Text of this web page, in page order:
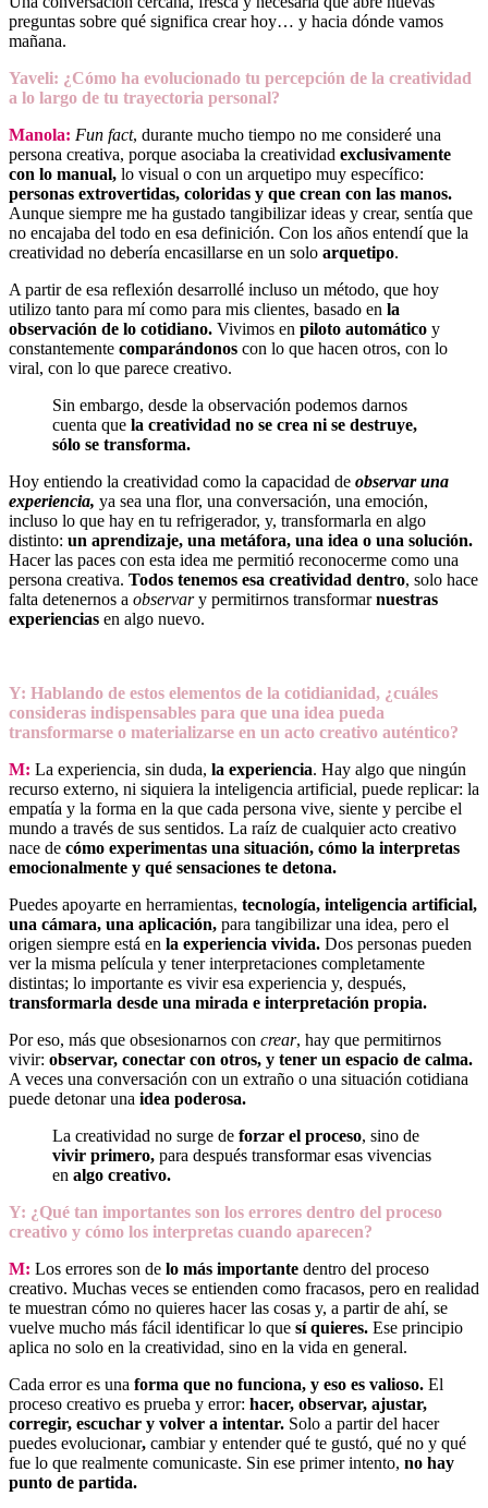
preguntas sobre qué significa crear hoy… y hacia dónde vamos
mañana.
Yaveli: ¿Cómo ha evolucionado tu percepción de la creatividad
a lo largo de tu trayectoria personal?
Manola: Fun fact, durante mucho tiempo no me consideré una
persona creativa, porque asociaba la creatividad exclusivamente
con lo manual, lo visual o con un arquetipo muy específico:
personas extrovertidas, coloridas y que crean con las manos.
Aunque siempre me ha gustado tangibilizar ideas y crear, sentía que
no encajaba del todo en esa definición. Con los años entendí que la
creatividad no debería encasillarse en un solo arquetipo.
A partir de esa reflexión desarrollé incluso un método, que hoy
utilizo tanto para mí como para mis clientes, basado en la
observación de lo cotidiano. Vivimos en piloto automático y
constantemente comparándonos con lo que hacen otros, con lo
viral, con lo que parece creativo.
Sin embargo, desde la observación podemos darnos
cuenta que la creatividad no se crea ni se destruye,
sólo se transforma.
Hoy entiendo la creatividad como la capacidad de observar una
experiencia, ya sea una flor, una conversación, una emoción,
incluso lo que hay en tu refrigerador, y, transformarla en algo
distinto: un aprendizaje, una metáfora, una idea o una solución.
Hacer las paces con esta idea me permitió reconocerme como una
persona creativa. Todos tenemos esa creatividad dentro, solo hace
falta detenernos a observary permitirnos transformarnuestras
experiencias en algo nuevo.
Y: Hablando de estos elementos de la cotidianidad, ¿cuáles
consideras indispensables para que una idea pueda
transformarse o materializarse en un acto creativo auténtico?
M: La experiencia, sin duda, la experiencia. Hay algo que ningún
recurso externo, ni siquiera la inteligencia artificial, puede replicar: la
empatía y la forma en la que cada persona vive, siente y percibe el
mundo a través de sus sentidos. La raíz de cualquier acto creativo
nace de cómo experimentas una situación, cómo la interpretas
emocionalmente y qué sensaciones te detona.
Puedes apoyarte en herramientas, tecnología, inteligencia artificial,
una cámara, una aplicación, para tangibilizar una idea, pero el
origen siempre está en la experiencia vivida. Dos personas pueden
ver la misma película y tener interpretaciones completamente
distintas; lo importante es vivir esa experiencia y, después,
transformarla desde una mirada e interpretación propia.
Por eso, más que obsesionarnos con crear, hay que permitirnos
vivir: observar, conectar con otros, y tener un espacio de calma.
A veces una conversación con un extraño o una situación cotidiana
puede detonar una idea poderosa.
La creatividad no surge de forzar el proceso, sino de
vivir primero, para después transformar esas vivencias
en algo creativo.
Y: ¿Qué tan importantes son los errores dentro del proceso
creativo y cómo los interpretas cuando aparecen?
M: Los errores son de lo más importante dentro del proceso
creativo. Muchas veces se entienden como fracasos, pero en realidad
te muestran cómo no quieres hacer las cosas y, a partir de ahí, se
vuelve mucho más fácil identificar lo que sí quieres. Ese principio
aplica no solo en la creatividad, sino en la vida en general.
Cada error es una forma que no funciona, y eso es valioso. El
proceso creativo es prueba y error: hacer, observar, ajustar,
corregir, escuchar y volver a intentar. Solo a partir del hacer
puedes evolucionar, cambiar y entender qué te gustó, qué no y qué
fue lo que realmente comunicaste. Sin ese primer intento, no hay
punto de partida.